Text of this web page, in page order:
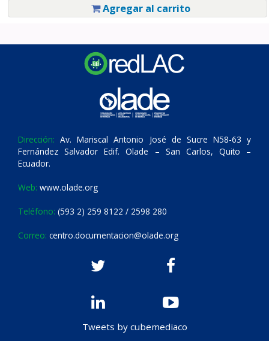
Agregar al carrito
Dirección: Av. Mariscal Antonio José de Sucre N58-63 y
Fernández Salvador Edif. Olade – San Carlos, Quito –
Ecuador.
Web: www.olade.org
Teléfono: (593 2) 259 8122 / 2598 280
Correo: centro.documentacion@olade.org
Tweets by cubemediaco